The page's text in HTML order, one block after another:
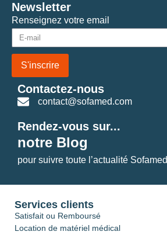
Renseignez votre email
S'inscrire
Newsletter
Contactez-nous
contact@sofamed.com
Rendez-vous sur...
notre Blog
pour suivre toute l’actualité Sofamed
Services clients
Satisfait ou Remboursé
Location de matériel médical